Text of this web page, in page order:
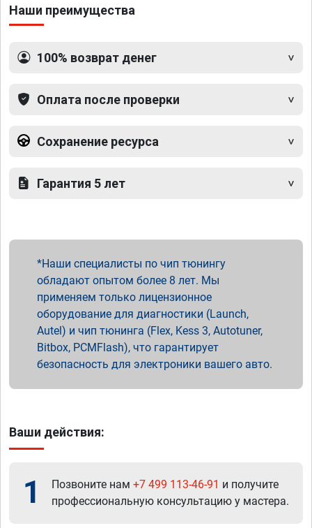
Наши преимущества
100% возврат денег
Оплата после проверки
Сохранение ресурса
Гарантия 5 лет
Наши специалисты по чип тюнингу
обладают опытом более 8 лет. Мы
применяем только лицензионное
оборудование для диагностики (Launch,
Autel) и чип тюнинга (Flex, Kess 3, Autotuner,
Bitbox, PCMFlash), что гарантирует
безопасность для электроники вашего авто.
Ваши действия:
1 Позвоните нам +7 499 113-46-91 и получите
профессиональную консультацию у мастера.